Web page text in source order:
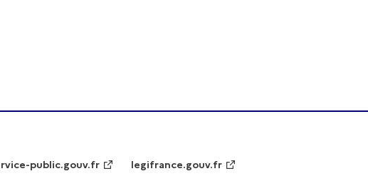
public.gouv.fr legifrance.gouv.fr